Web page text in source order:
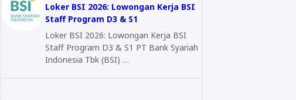
Loker BSI 2026: Lowongan Kerja BSI
Staff Program D3 & S1
Loker BSI 2026: Lowongan Kerja BSI
Staff Program D3 & S1 PT Bank Syariah
Indonesia Tbk (BSI) …